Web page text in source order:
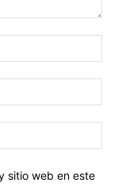
sitio web en este